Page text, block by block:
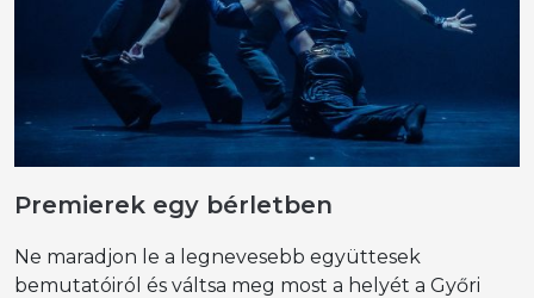
Premierek egy bérletben
Ne maradjon le a legnevesebb együttesek
bemutatóiról és váltsa meg most a helyét a Győri